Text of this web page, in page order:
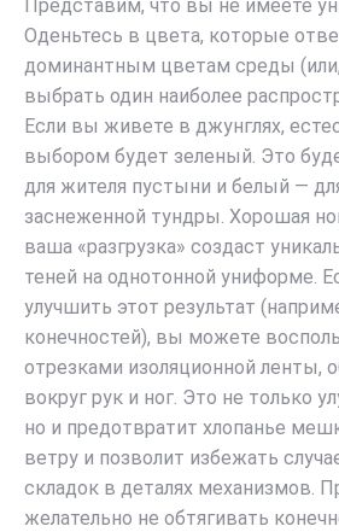
Представим, что вы не имеете
Оденьтесь в цвета, которые
доминантным цветам среды
выбрать один наиболее
Если вы живете в джунглях,
выбором будет зеленый. Это
для жителя пустыни и белый —
заснеженной тундры. Хорошая
ваша «разгрузка» создаст
теней на однотонной униформе.
улучшить этот результат
конечностей), вы можете
отрезками изоляционной ленты,
вокруг рук и ног. Это не только
но и предотвратит хлопанье
ветру и позволит избежать
складок в деталях механизмов.
желательно не обтягивать